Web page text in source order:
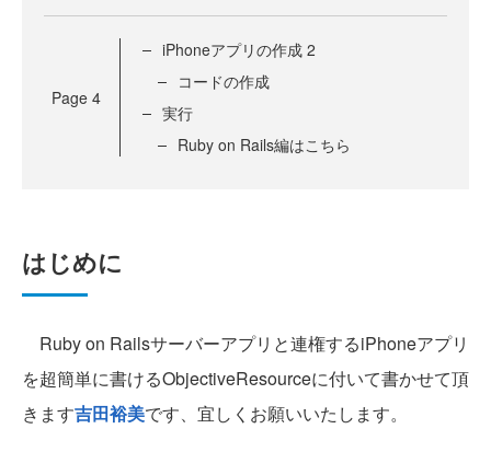
Page 4
iPhoneアプリの作成 2
コードの作成
実行
Ruby on Rails編はこちら
はじめに
Ruby on Railsサーバーアプリと連権するiPhoneアプリ
を超簡単に書けるObjectiveResourceに付いて書かせて頂
きます吉田裕美です、宜しくお願いいたします。